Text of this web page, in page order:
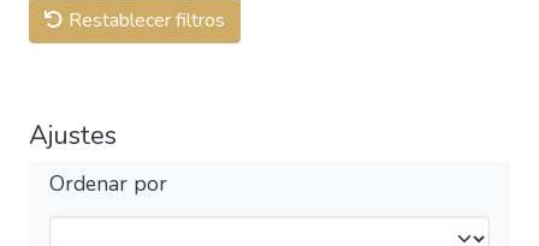
Restablecer filtros
Ajustes
Ordenar por